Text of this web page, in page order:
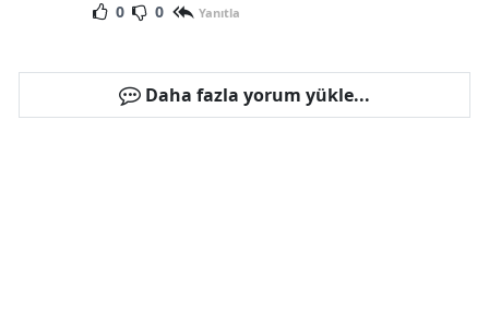
0 0 Yanıtla
Daha fazla yorum yükle...